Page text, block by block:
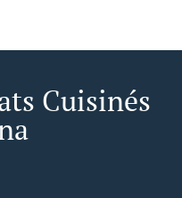
Cuisinés